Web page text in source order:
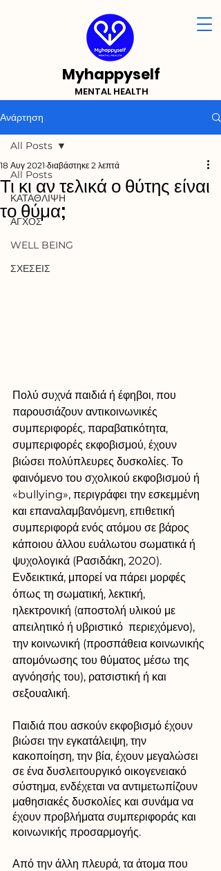
Myhappyself
MENTAL HEALTH
Ανάρτηση
All Posts
ΚΑΤΑΘΛΙΨΗ
ΑΓΧΟΣ
WELL BEING
ΣΧΕΣΕΙΣ
All Posts
Τι κι αν τελικά ο θύτης είναι
το θύμα;
18 Αυγ 2021 διαβάστηκε 2 λεπτά
Πολύ συχνά παιδιά ή έφηβοι, που
παρουσιάζουν αντικοινωνικές
συμπεριφορές, παραβατικότητα,
συμπεριφορές εκφοβισμού, έχουν
βιώσει πολύπλευρες δυσκολίες. Το
φαινόμενο του σχολικού εκφοβισμού ή
«bullying», περιγράφει την εσκεμμένη
και επαναλαμβανόμενη, επιθετική
συμπεριφορά ενός ατόμου σε βάρος
κάποιου άλλου ευάλωτου σωματικά ή
ψυχολογικά (Ρασιδάκη, 2020).
Ενδεικτικά, μπορεί να πάρει μορφές
όπως τη σωματική, λεκτική,
ηλεκτρονική (αποστολή υλικού με
απειλητικό ή υβριστικό  περιεχόμενο),
την κοινωνική (προσπάθεια κοινωνικής
απομόνωσης του θύματος μέσω της
αγνόησής του), ρατσιστική ή και
σεξουαλική.
Παιδιά που ασκούν εκφοβισμό έχουν
βιώσει την εγκατάλειψη, την
κακοποίηση, την βία, έχουν μεγαλώσει
σε ένα δυσλειτουργικό οικογενειακό
σύστημα, ενδέχεται να αντιμετωπίζουν
μαθησιακές δυσκολίες και συνάμα να
έχουν προβλήματα συμπεριφοράς και
κοινωνικής προσαρμογής.
Από την άλλη πλευρά, τα άτομα που